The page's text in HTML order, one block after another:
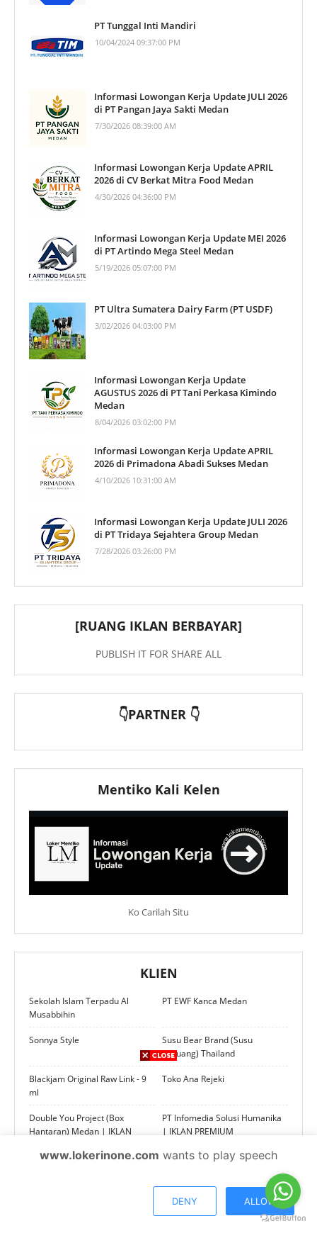
PT Tunggal Inti Mandiri
10/04/2024 09:37:00 PM
Informasi Lowongan Kerja Update JULI 2026
di PT Pangan Jaya Sakti Medan
7/30/2026 08:39:00 AM
Informasi Lowongan Kerja Update APRIL
2026 di CV Berkat Mitra Food Medan
4/30/2026 04:36:00 PM
Informasi Lowongan Kerja Update MEI 2026
di PT Artindo Mega Steel Medan
5/19/2026 05:07:00 PM
PT Ultra Sumatera Dairy Farm (PT USDF)
3/02/2026 04:03:00 PM
Informasi Lowongan Kerja Update
AGUSTUS 2026 di PT Tani Perkasa Kimindo
Medan
8/04/2026 03:02:00 PM
Informasi Lowongan Kerja Update APRIL
2026 di Primadona Abadi Sukses Medan
4/10/2026 10:31:00 AM
Informasi Lowongan Kerja Update JULI 2026
di PT Tridaya Sejahtera Group Medan
7/28/2026 03:26:00 PM
[RUANG IKLAN BERBAYAR]
PUBLISH IT FOR SHARE ALL
👇PARTNER 👇
Mentiko Kali Kelen
Ko Carilah Situ
KLIEN
Sekolah Islam Terpadu Al
Musabbihin
PT EWF Kanca Medan
Sonnya Style
Susu Bear Brand (Susu
Beruang) Thailand
Blackjam Original Raw Link - 9
ml
Toko Ana Rejeki
Double You Project (Box
Hantaran) Medan | IKLAN
PT Infomedia Solusi Humanika
| IKLAN PREMIUM
PREMIUM
SSI (Safeguarding Solutions
www.lokerinone.com wants to play speech
DENY ALLOW